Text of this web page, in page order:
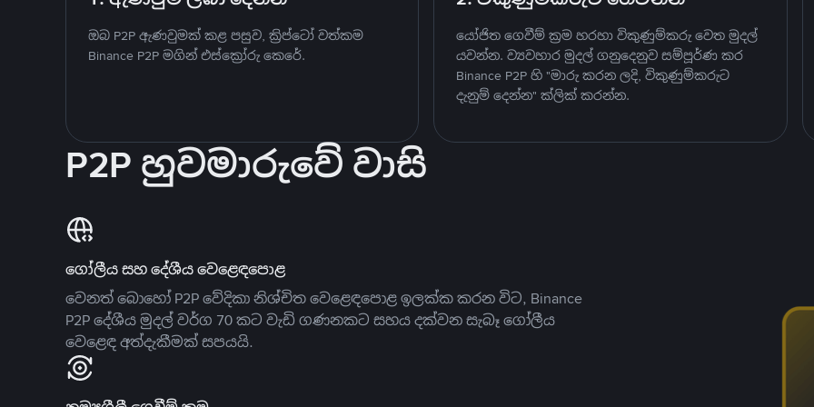
ඔබ P2P ඇණවුමක් කළ පසුව, ක්‍රිප්ටෝ වත්කම
Binance P2P මගින් එස්ක්‍රෝරු කෙරේ.
යෝජිත ගෙවීම් ක්‍රම හරහා විකුණුම්කරු වෙත මුදල්
යවන්න. ව්‍යවහාර මුදල් ගනුදෙනුව සම්පූර්ණ කර
Binance P2P හි "මාරු කරන ලදි, විකුණුම්කරුට
දැනුම් දෙන්න" ක්ලික් කරන්න.
P2P හුවමාරුවේ වාසි
ගෝලීය සහ දේශීය වෙළෙඳපොළ
වෙනත් බොහෝ P2P වේදිකා නිශ්චිත වෙළෙඳපොළ ඉලක්ක කරන විට, Binance
P2P දේශීය මුදල් වර්ග 70 කට වැඩි ගණනකට සහය දක්වන සැබෑ ගෝලීය
වෙළෙඳ අත්දැකීමක් සපයයි.